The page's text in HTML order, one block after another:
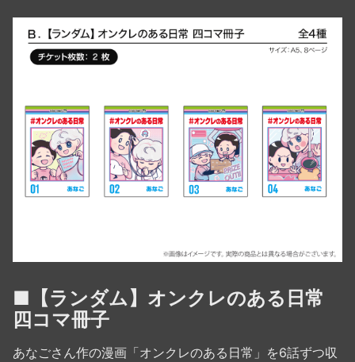
■【ランダム】オンクレのある日常
四コマ冊子
あなごさん作の漫画「オンクレのある日常」を6話ずつ収